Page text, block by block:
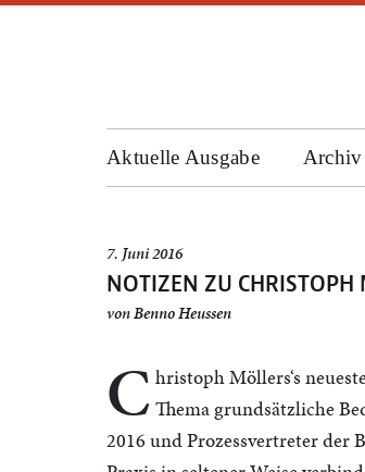
Aktuelle Ausgabe Archiv
7. Juni 2016
NOTIZEN ZU CHRISTOPH
vonBenno Heussen
C hristoph Möllers‘s
Thema grundsätzliche
2016 und Prozessvertreter der